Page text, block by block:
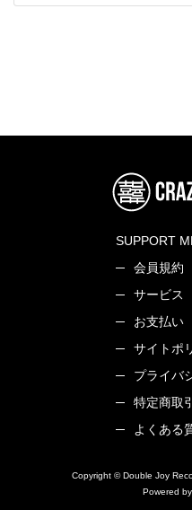
SUPPORT
会員規約
サービス
お支払い
サイトポ
プライバ
特定商取
よくある
Copyright © Double Joy
Powered